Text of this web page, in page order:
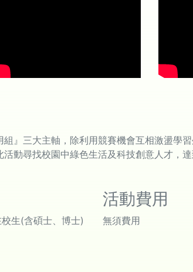
』三大主軸，除利用競賽機會互相激盪學
動尋找校園中綠色生活及科技創意人才，達
生(含碩士、博士)
活動費用
無須費用